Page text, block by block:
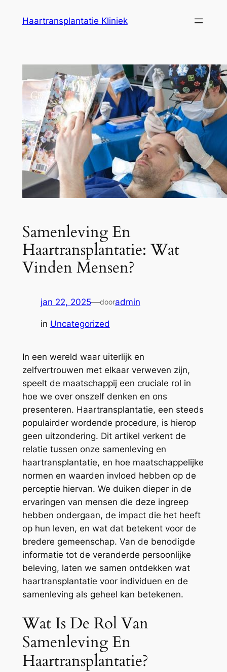
Haartransplantatie Kliniek
Samenleving En
Haartransplantatie: Wat
Vinden Mensen?
jan 22, 2025—dooradmin
in Uncategorized
In een wereld waar uiterlijk en
zelfvertrouwen met elkaar verweven zijn,
speelt de maatschappij een cruciale rol in
hoe we over onszelf denken en ons
presenteren. Haartransplantatie, een steeds
populairder wordende procedure, is hierop
geen uitzondering. Dit artikel verkent de
relatie tussen onze samenleving en
haartransplantatie, en hoe maatschappelijke
normen en waarden invloed hebben op de
perceptie hiervan. We duiken dieper in de
ervaringen van mensen die deze ingreep
hebben ondergaan, de impact die het heeft
op hun leven, en wat dat betekent voor de
bredere gemeenschap. Van de benodigde
informatie tot de veranderde persoonlijke
beleving, laten we samen ontdekken wat
haartransplantatie voor individuen en de
samenleving als geheel kan betekenen.
Wat Is De Rol Van
Samenleving En
Haartransplantatie?